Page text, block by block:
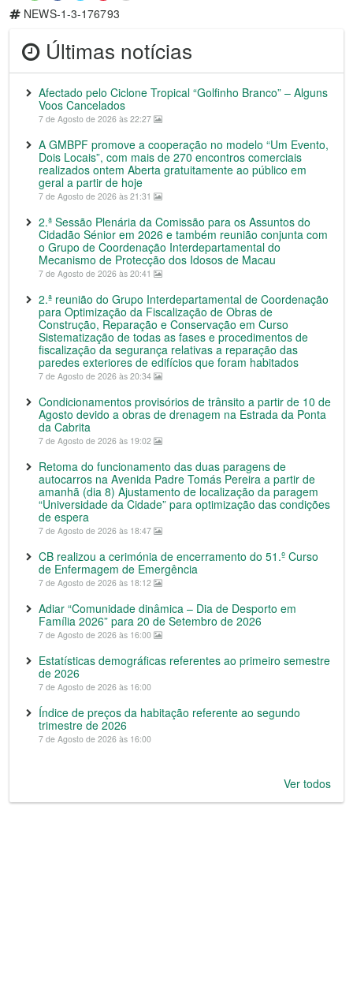
NEWS-1-3-176793
Últimas notícias
Afectado pelo Ciclone Tropical “Golfinho Branco” – Alguns
Voos Cancelados
7 de Agosto de 2026 às 22:27
A GMBPF promove a cooperação no modelo “Um Evento,
Dois Locais”, com mais de 270 encontros comerciais
realizados ontem Aberta gratuitamente ao público em
geral a partir de hoje
7 de Agosto de 2026 às 21:31
2.ª Sessão Plenária da Comissão para os Assuntos do
Cidadão Sénior em 2026 e também reunião conjunta com
o Grupo de Coordenação Interdepartamental do
Mecanismo de Protecção dos Idosos de Macau
7 de Agosto de 2026 às 20:41
2.ª reunião do Grupo Interdepartamental de Coordenação
para Optimização da Fiscalização de Obras de
Construção, Reparação e Conservação em Curso
Sistematização de todas as fases e procedimentos de
fiscalização da segurança relativas a reparação das
paredes exteriores de edifícios que foram habitados
7 de Agosto de 2026 às 20:34
Condicionamentos provisórios de trânsito a partir de 10 de
Agosto devido a obras de drenagem na Estrada da Ponta
da Cabrita
7 de Agosto de 2026 às 19:02
Retoma do funcionamento das duas paragens de
autocarros na Avenida Padre Tomás Pereira a partir de
amanhã (dia 8) Ajustamento de localização da paragem
“Universidade da Cidade” para optimização das condições
de espera
7 de Agosto de 2026 às 18:47
CB realizou a cerimónia de encerramento do 51.º Curso
de Enfermagem de Emergência
7 de Agosto de 2026 às 18:12
Adiar “Comunidade dinâmica – Dia de Desporto em
Família 2026” para 20 de Setembro de 2026
7 de Agosto de 2026 às 16:00
Estatísticas demográficas referentes ao primeiro semestre
de 2026
7 de Agosto de 2026 às 16:00
Índice de preços da habitação referente ao segundo
trimestre de 2026
7 de Agosto de 2026 às 16:00
Ver todos